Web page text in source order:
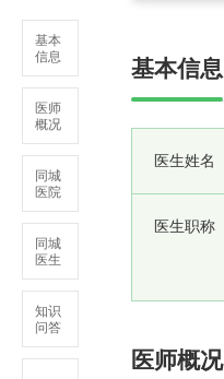
基本
信息
医师
概况
同城
医院
同城
医生
知识
问答
基本信息
医生姓名
医生职称
医师概况